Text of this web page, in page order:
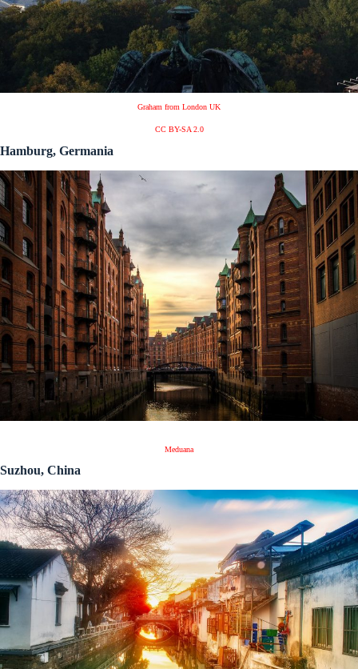
Graham from London UK
CC BY-SA 2.0
Hamburg, Germania
Meduana
Suzhou, China